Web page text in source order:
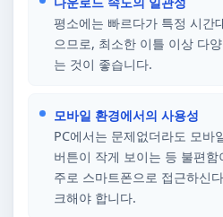
평소에는 빠르다가 특정 시간
으므로, 최소한 이틀 이상 다
는 것이 좋습니다.
모바일 환경에서의 사용성
PC에서는 문제없더라도 모바
버튼이 작게 보이는 등 불편
주로 스마트폰으로 접근하신
크해야 합니다.